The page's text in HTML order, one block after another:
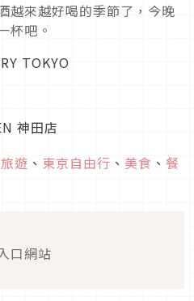
越來越好喝的季節了，今晚
杯吧。
TOKYO
神田店
遊 、 東京自由行 、 美食 、 餐
口網站